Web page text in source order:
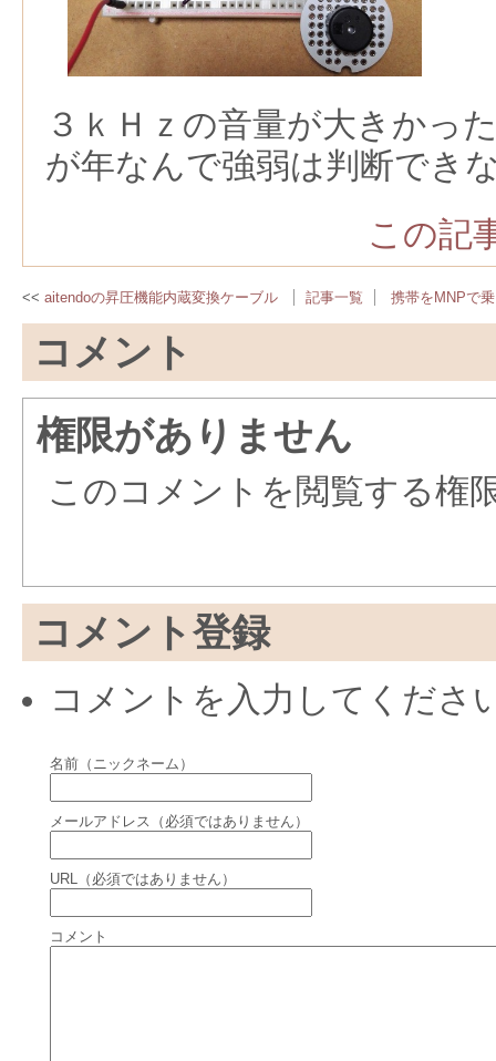
３ｋＨｚの音量が大きかっ
が年なんで強弱は判断でき
この記
aitendoの昇圧機能内蔵変換ケーブル 記事一覧 携帯をMNPで
コメント
権限がありません
このコメントを閲覧する権
コメント登録
コメントを入力してくださ
名前（ニックネーム）
メールアドレス（必須ではありません）
URL（必須ではありません）
コメント